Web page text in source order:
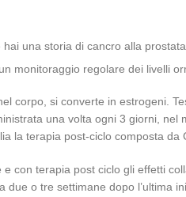
una storia di cancro alla
monitoraggio regolare dei livelli
corpo, si converte in estrogeni.
una volta ogni 3 giorni,
la terapia post-ciclo composta da
con terapia post ciclo gli effetti
due o tre settimane dopo